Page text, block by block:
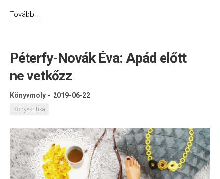
Tovább...
Péterfy-Novák Éva: Apád előtt
ne vetkőzz
Könyvmoly - 2019-06-22
Könyvkritika